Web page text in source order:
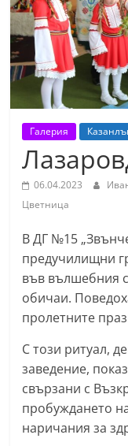
т
К
а
з
а
н
ъ
к
о
б
л
а
с
т
С
т
а
р
Галерия
06.04.2023
Цветница
В ДГ №15
предучилищни
във вълшебния
обичаи.
пролетните
С този ритуал,
заведение,
свързани с
пробуждането
наричания за